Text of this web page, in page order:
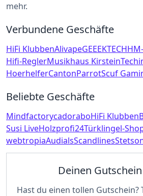
mehr.
Verbundene Geschäfte
HiFi KlubbenAlivapeGEEEKTECH
Hifi-ReglerMusikhaus Kirstein
HoerhelferCantonParrotScuf
Beliebte Geschäfte
MindfactorycadoraboHiFi Klubben
Susi LiveHolzprofi24Türklingel-
webtropiaAudialsScandlines
Deinen
Hast du einen tollen Gutschein?